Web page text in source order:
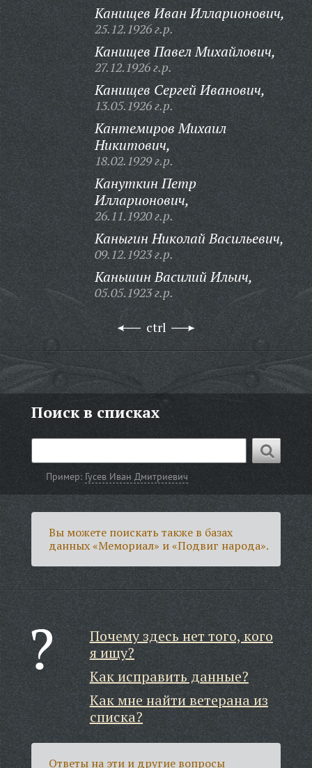
Канищев Иван Илларионович,
25.12.1926 г.р.
Канищев Павел Михайлович,
27.12.1926 г.р.
Канищев Сергей Иванович,
13.05.1926 г.р.
Кантемиров Михаил
Никитович,
18.02.1929 г.р.
Кануткин Петр
Илларионович,
26.11.1920 г.р.
Каныгин Николай Васильевич,
09.12.1923 г.р.
Каньшин Василий Ильич,
05.05.1923 г.р.
ctrl
Поиск в списках
Пример: Гусев Иван Дмитриевич
Вы можете поискать также в базах
данных «Мемориал» и «Подвиг народа».
Почему здесь нет того, кого
я ищу?
Как исправить данные?
Как мне найти ветерана из
списка?
Ответы на эти и другие вопросы